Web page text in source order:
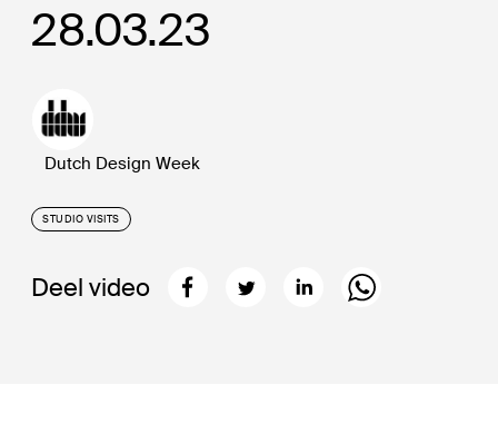
28.03.23
Dutch Design Week
STUDIO VISITS
Deel video